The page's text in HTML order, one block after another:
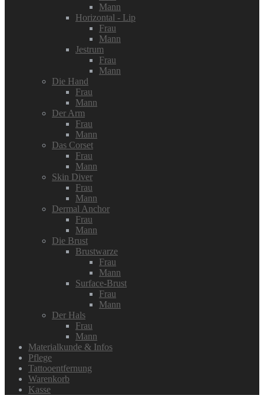
Mann
Horizontal - Lip
Frau
Mann
Jestrum
Frau
Mann
Die Hand
Frau
Mann
Der Arm
Frau
Mann
Das Corset
Frau
Mann
Skin Diver
Frau
Mann
Dermal Anchor
Frau
Mann
Die Brust
Brustwarze
Frau
Mann
Surface-Brust
Frau
Mann
Der Hals
Frau
Mann
Materialkunde & Infos
Pflege
Tattooentfernung
Warenkorb
Kasse